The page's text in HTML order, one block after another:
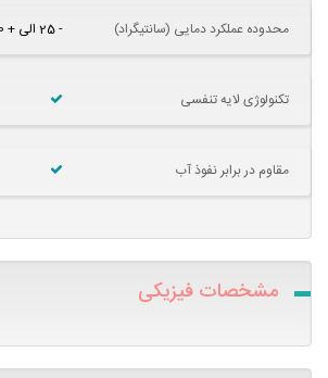
محدوده عملکرد دمایی (سانتیگراد) - 25 الی + 10
تکنولوژی لایه تنفسی
مقاوم در برابر نفوذ آب
مشخصات فیزیکی